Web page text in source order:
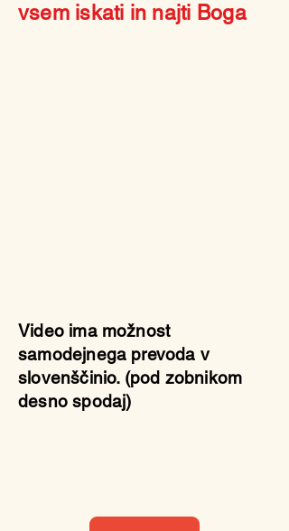
vsem iskati in najti Boga
Video ima možnost
samodejnega prevoda v
slovenščinio. (pod zobnikom
desno spodaj)